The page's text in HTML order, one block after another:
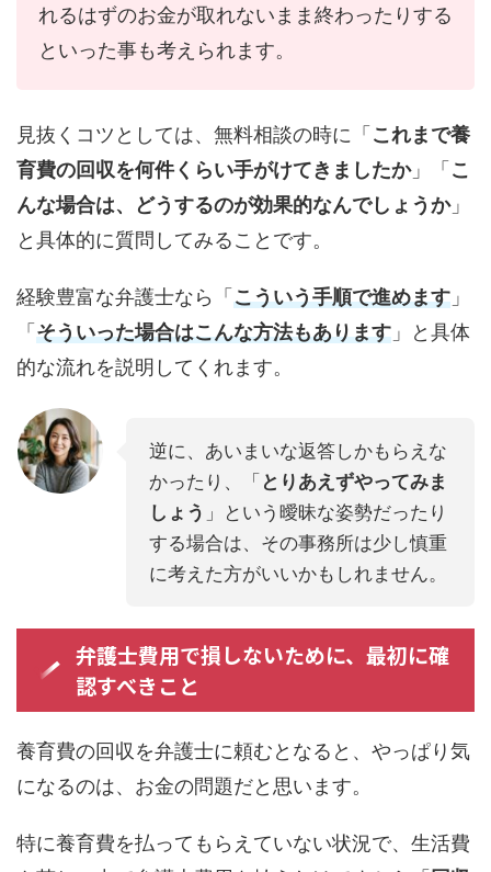
れるはずのお金が取れないまま終わったりする
といった事も考えられます。
見抜くコツとしては、無料相談の時に「 これまで養
育費の回収を何件くらい手がけてきましたか」「 こ
んな場合は、どうするのが効果的なんでしょうか」
と具体的に質問してみることです。
経験豊富な弁護士なら「 こういう手順で進めます 」
「 そういった場合はこんな方法もあります 」と具体
的な流れを説明してくれます。
逆に、あいまいな返答しかもらえな
かったり、「 とりあえずやってみま
しょう 」という曖昧な姿勢だったり
する場合は、その事務所は少し慎重
に考えた方がいいかもしれません。
弁護士費用で損しないために、最初に確
認すべきこと
養育費の回収を弁護士に頼むとなると、やっぱり気
になるのは、お金の問題だと思います。
特に養育費を払ってもらえていない状況で、生活費